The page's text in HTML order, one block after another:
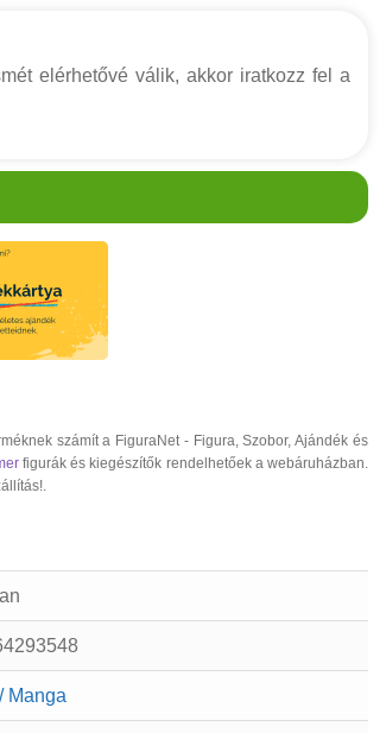
elérhetővé válik, akkor iratkozz fel a
számít a FiguraNet - Figura, Szobor, Ajándék és
figurák és kiegészítők rendelhetőek a webáruházban.
Manga